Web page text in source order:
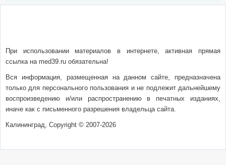
При использовании материалов в интернете, активная прямая
ссылка на med39.ru обязательна!
Вся информация, размещенная на данном сайте, предназначена
только для персонального пользования и не подлежит дальнейшему
воспроизведению и/или распространению в печатных изданиях,
иначе как с письменного разрешения владельца сайта.
Калининград, Copyright © 2007-2026